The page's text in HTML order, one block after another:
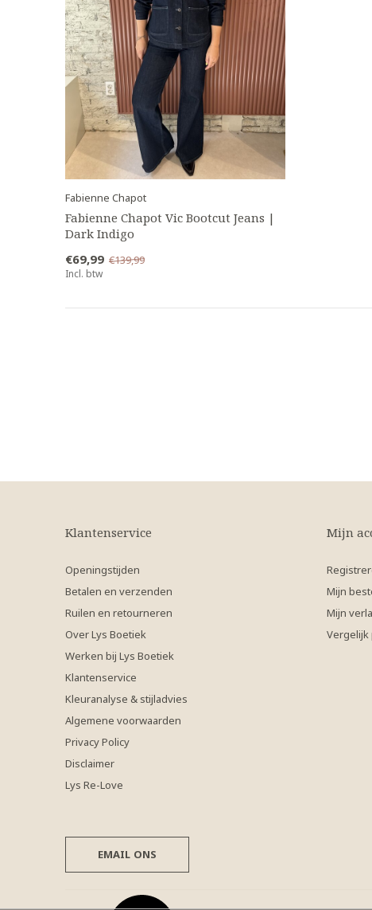
Fabienne Chapot
Fabienne Chapot Vic Bootcut Jeans |
Dark Indigo
€69,99 €139,99
Incl. btw
Klantenservice
Openingstijden
Betalen en verzenden
Ruilen en retourneren
Over Lys Boetiek
Werken bij Lys Boetiek
Klantenservice
Kleuranalyse & stijladvies
Algemene voorwaarden
Privacy Policy
Disclaimer
Lys Re-Love
Mijn
Mijn
Mijn
Vergelijk
EMAIL ONS